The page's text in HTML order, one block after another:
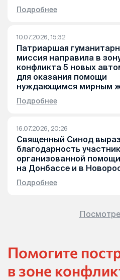
Подробнее
10.07.2026, 15:32
Патриаршая
миссия направила в
конфликта 5 новых
для оказания помощи
нуждающимся мирным
Подробнее
16.07.2026, 20:26
Священный Синод
благодарность
организованной помощи
на Донбассе и в
Подробнее
Помогите
в зоне